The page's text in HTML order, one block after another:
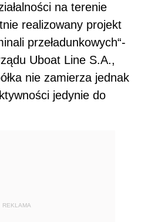
na terenie
realizowany projekt
przeładunkowych“-
Uboat Line S.A.,
nie zamierza jednak
jedynie do
REKLAMA